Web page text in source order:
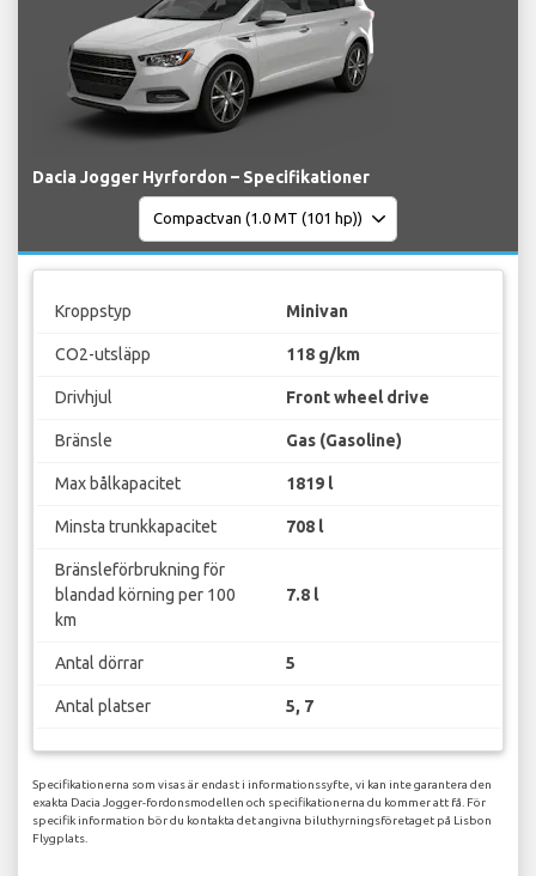
Dacia Jogger Hyrfordon – Specifikationer
Kroppstyp Minivan
CO2-utsläpp 118 g/km
Drivhjul Front wheel drive
Bränsle Gas (Gasoline)
Max bålkapacitet 1819 l
Minsta trunkkapacitet 708 l
Bränsleförbrukning för
blandad körning per 100
km
7.8 l
Antal dörrar 5
Antal platser 5, 7
Specifikationerna som visas är endast i informationssyfte, vi kan inte garantera den
exakta Dacia Jogger-fordonsmodellen och specifikationerna du kommer att få. För
specifik information bör du kontakta det angivna biluthyrningsföretaget på Lisbon
Flygplats.